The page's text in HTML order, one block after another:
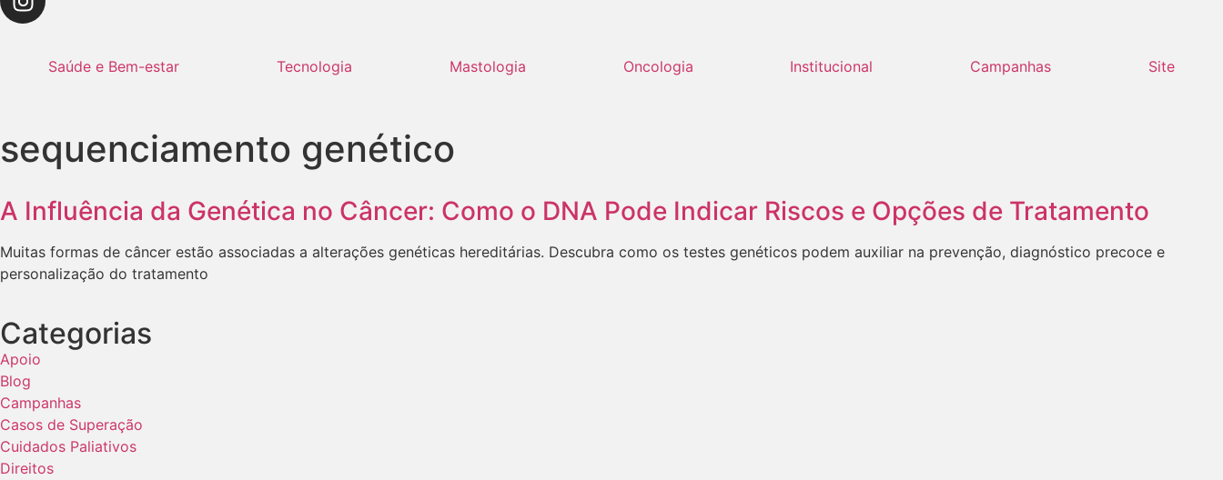
Saúde e Bem-estar Tecnologia Mastologia Oncologia Institucional Campanhas Site
sequenciamento genético
A Influência da Genética no Câncer: Como o DNA Pode Indicar Riscos e Opções de Tratamento
Muitas formas de câncer estão associadas a alterações genéticas hereditárias. Descubra como os testes genéticos podem auxiliar na prevenção, diagnóstico precoce e
personalização do tratamento
Categorias
Apoio
Blog
Campanhas
Casos de Superação
Cuidados Paliativos
Direitos